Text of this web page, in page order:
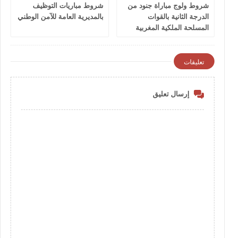
شروط ولوج مباراة جنود من
الدرجة الثانية بالقوات
المسلحة الملكية المغربية
شروط مباريات التوظيف
بالمديرية العامة للآمن الوطني
تعليقات
إرسال تعليق